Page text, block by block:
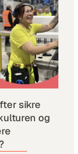
sikre
og